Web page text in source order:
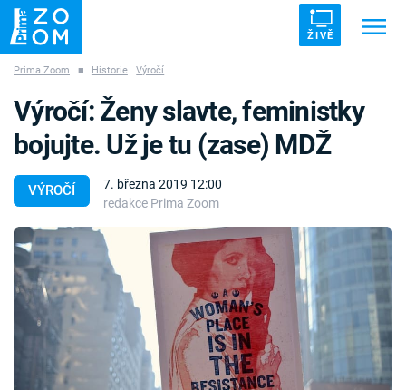
ŽIVĚ
ZÁHADY VETŘELCI DÁVNOVĚKU
Témata
Témata
Pořady
TV Program
Prima Zoom ■ Historie Výročí
VÝROČÍ
7. března 2019 12:00
redakce Prima Zoom
Výročí: Ženy slavte, feministky
bojujte. Už je tu (zase) MDŽ